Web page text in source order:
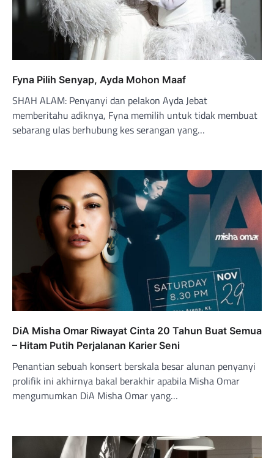
Fyna Pilih Senyap, Ayda Mohon Maaf
SHAH ALAM: Penyanyi dan pelakon Ayda Jebat
memberitahu adiknya, Fyna memilih untuk tidak membuat
sebarang ulas berhubung kes serangan yang…
DiA Misha Omar Riwayat Cinta 20 Tahun Buat Semua
– Hitam Putih Perjalanan Karier Seni
Penantian sebuah konsert berskala besar alunan penyanyi
prolifik ini akhirnya bakal berakhir apabila Misha Omar
mengumumkan DiA Misha Omar yang…